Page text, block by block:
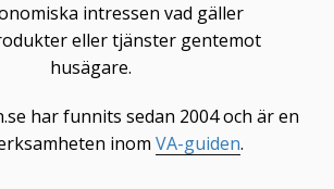
intressen vad gäller
eller tjänster gentemot
husägare.
har funnits sedan 2004 och är en
inom VA-guiden.